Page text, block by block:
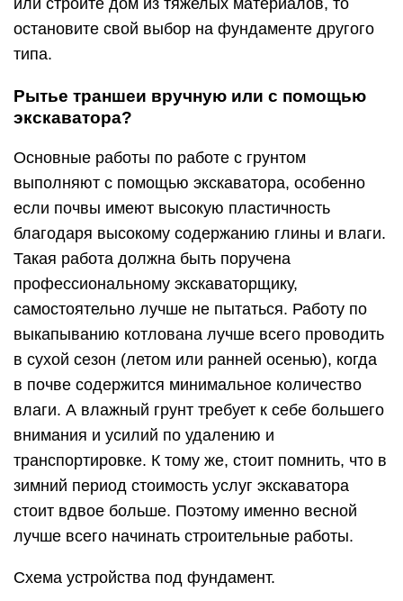
остановите свой выбор на фундаменте другого
типа.
Рытье траншеи вручную или с помощью
экскаватора?
Основные работы по работе с грунтом
выполняют с помощью экскаватора, особенно
если почвы имеют высокую пластичность
благодаря высокому содержанию глины и влаги.
Такая работа должна быть поручена
профессиональному экскаваторщику,
самостоятельно лучше не пытаться. Работу по
выкапыванию котлована лучше всего проводить
в сухой сезон (летом или ранней осенью), когда
в почве содержится минимальное количество
влаги. А влажный грунт требует к себе большего
внимания и усилий по удалению и
транспортировке. К тому же, стоит помнить, что в
зимний период стоимость услуг экскаватора
стоит вдвое больше. Поэтому именно весной
лучше всего начинать строительные работы.
Схема устройства под фундамент.